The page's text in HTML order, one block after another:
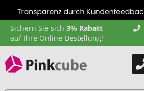
Sichern Sie sich 3% Rabatt
auf Ihre Online-Bestellung!